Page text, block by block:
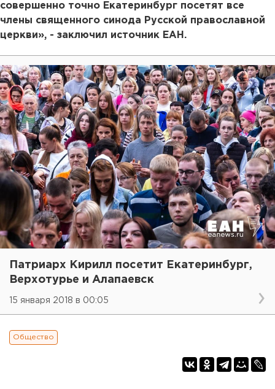
совершенно точно Екатеринбург посетят все
члены священного синода Русской православной
церкви», - заключил источник ЕАН.
Патриарх Кирилл посетит Екатеринбург,
Верхотурье и Алапаевск
15 января 2018 в 00:05
Общество